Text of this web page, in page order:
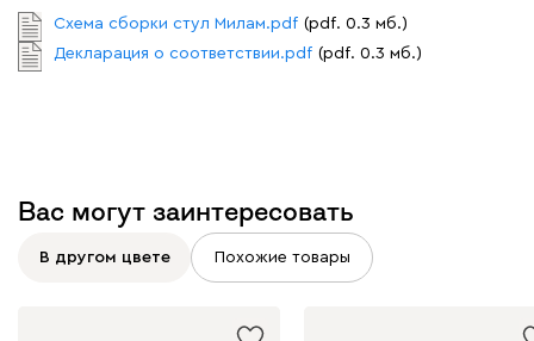
Схема сборки стул Милам.pdf (pdf. 0.3 мб.)
Декларация о соответствии.pdf (pdf. 0.3 мб.)
Вас могут заинтересовать
В другом цвете Похожие товары